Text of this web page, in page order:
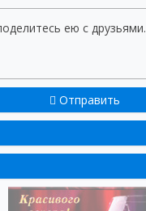
ею с друзьями.
Отправить